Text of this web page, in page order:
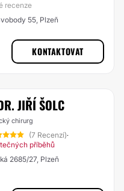
recenze
55, Plzeň
KONTAKTOVAT
JIŘÍ ŠOLC
chirurg
(7 Recenzí)·
příběhů
2685/27, Plzeň